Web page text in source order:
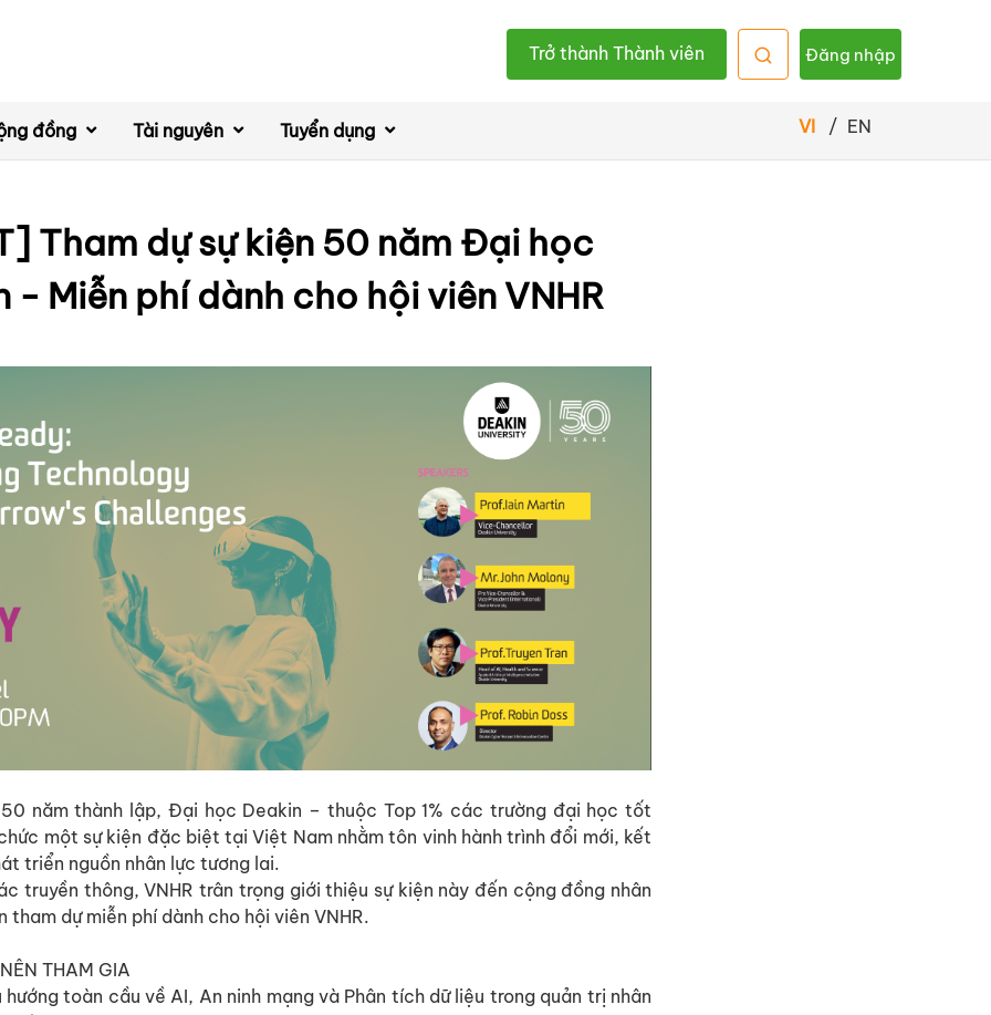
Trở thành Thành viên Đăng nhập
đồng Tài nguyên Tuyển dụng VI / EN
Tham dự sự kiện 50 năm Đại học
- Miễn phí dành cho hội viên VNHR
năm thành lập, Đại học Deakin – thuộc Top 1% các trường đại học tốt
một sự kiện đặc biệt tại Việt Nam nhằm tôn vinh hành trình đổi mới, kết
triển nguồn nhân lực tương lai.
truyền thông, VNHR trân trọng giới thiệu sự kiện này đến cộng đồng nhân
tham dự miễn phí dành cho hội viên VNHR.
THAM GIA
toàn cầu về AI, An ninh mạng và Phân tích dữ liệu trong quản trị nhân